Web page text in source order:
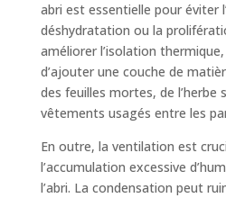
abri est essentielle pour éviter
déshydratation ou la
améliorer l’isolation
d’ajouter une couche de
des feuilles mortes, de l’herbe
vêtements usagés entre les
En outre, la ventilation est
l’accumulation excessive
l’abri. La condensation peut